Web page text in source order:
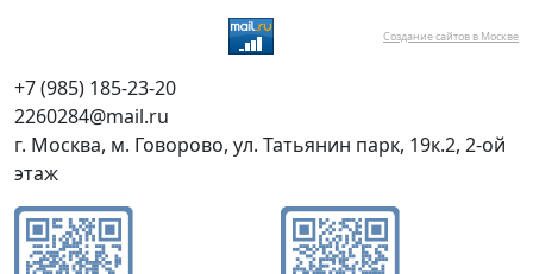
Создание сайтов в Москве
+7 (985) 185-23-20
2260284@mail.ru
г. Москва, м. Говорово, ул. Татьянин парк, 19к.2, 2-ой
этаж